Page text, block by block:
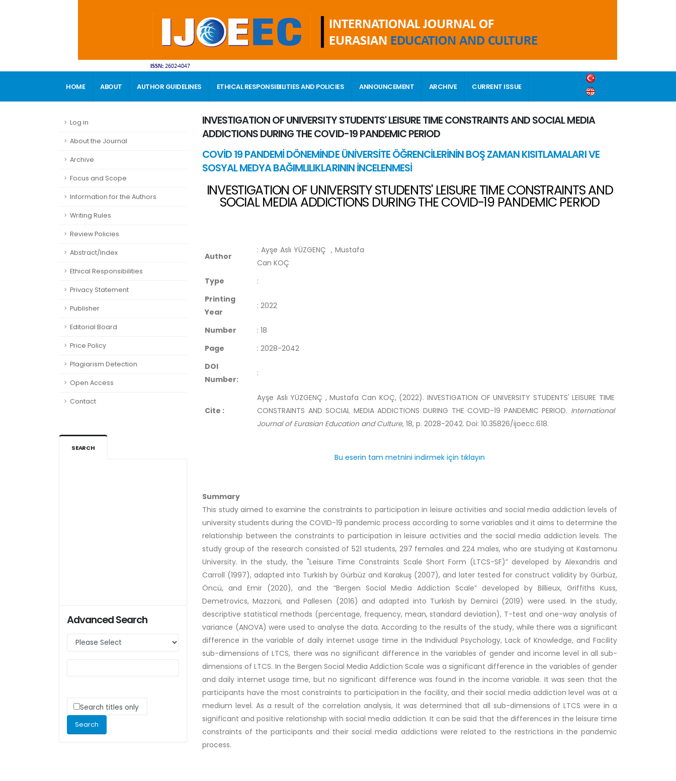
HOME ABOUT AUTHOR GUIDELINES ETHICAL RESPONSIBILITIES AND POLICIES ANNOUNCEMENT ARCHIVE CURRENT ISSUE
Log in
About the Journal
Archive
Focus and Scope
Information for the Authors
Writing Rules
Review Policies
Abstract/Index
Ethical Responsibilities
Privacy Statement
Publisher
Editorial Board
Price Policy
Plagiarism Detection
Open Access
Contact
SEARCH
Advanced Search
Search titles only
INVESTIGATION OF UNIVERSITY STUDENTS' LEISURE TIME CONSTRAINTS AND SOCIAL MEDIA
ADDICTIONS DURING THE COVID-19 PANDEMIC PERIOD
COVİD 19 PANDEMİ DÖNEMİNDE ÜNİVERSİTE ÖĞRENCİLERİNİN BOŞ ZAMAN KISITLAMALARI VE
SOSYAL MEDYA BAĞIMLILIKLARININ İNCELENMESİ
INVESTIGATION OF UNIVERSITY STUDENTS' LEISURE TIME CONSTRAINTS AND
SOCIAL MEDIA ADDICTIONS DURING THE COVID-19 PANDEMIC PERIOD
Author
: Ayşe Aslı YÜZGENÇ , Mustafa
Can KOÇ
Type
:
Printing
Year
: 2022
Number : 18
Page
: 2028-2042
DOI
Number:
:
Cite :
Ayşe Aslı YÜZGENÇ , Mustafa Can KOÇ, (2022). INVESTIGATION OF UNIVERSITY STUDENTS' LEISURE TIME
CONSTRAINTS AND SOCIAL MEDIA ADDICTIONS DURING THE COVID-19 PANDEMIC PERIOD. International
Journal of Eurasian Education and Culture, 18, p. 2028-2042. Doi: 10.35826/ijoecc.618.
Bu eserin tam metnini indirmek için tıklayın
Summary
This study aimed to examine the constraints to participation in leisure activities and social media addiction levels of
university students during the COVID-19 pandemic process according to some variables and it aims to determine the
relationship between the constraints to participation in leisure activities and the social media addiction levels. The
study group of the research consisted of 521 students, 297 females and 224 males, who are studying at Kastamonu
University. In the study, the "Leisure Time Constraints Scale Short Form (LTCS-SF)” developed by Alexandris and
Carroll (1997), adapted into Turkish by Gürbüz and Karakuş (2007), and later tested for construct validity by Gürbüz,
Öncü, and Emir (2020), and the “Bergen Social Media Addiction Scale” developed by Billieux, Griffiths Kuss,
Demetrovics, Mazzoni, and Pallesen (2016) and adapted into Turkish by Demirci (2019) were used. In the study,
descriptive statistical methods (percentage, frequency, mean, standard deviation), T-test and one-way analysis of
variance (ANOVA) were used to analyse the data. According to the results of the study, while there was a significant
difference in the variable of daily internet usage time in the Individual Psychology, Lack of Knowledge, and Facility
sub-dimensions of LTCS, there was no significant difference in the variables of gender and income level in all sub-
dimensions of LTCS. In the Bergen Social Media Addiction Scale was a significant difference in the variables of gender
and daily internet usage time, but no significant difference was found in the income variable. It was seen that the
participants have the most constraints to participation in the facility, and their social media addiction level was at a
medium level. As a result of the correlation analysis, it was determined that all sub-dimensions of LTCS were in a
significant and positive relationship with social media addiction. It can be said that the differences in the leisure time
constraints of the participants and their social media addictions were related to the restrictions in the pandemic
process.